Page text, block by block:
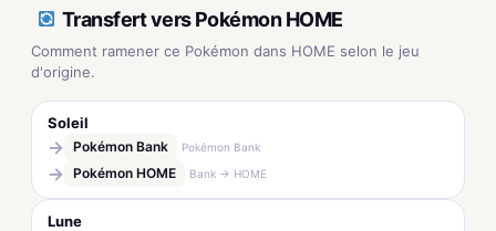
Transfert vers Pokémon HOME
Comment ramener ce Pokémon dans HOME selon le jeu
d'origine.
Soleil
→ Pokémon Bank Pokémon Bank
→ Pokémon HOME Bank → HOME
Lune